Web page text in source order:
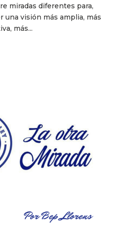
miradas diferentes para,
visión más amplia, más
más...